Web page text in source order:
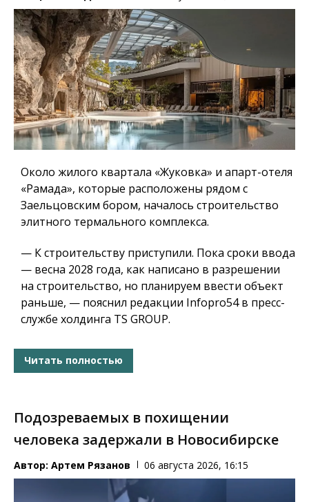
Около жилого квартала «Жуковка» и апарт-отеля
«Рамада», которые расположены рядом с
Заельцовским бором, началось строительство
элитного термального комплекса.
— К строительству приступили. Пока сроки ввода
— весна 2028 года, как написано в разрешении
на строительство, но планируем ввести объект
раньше, — пояснил редакции Infopro54 в пресс-
службе холдинга TS GROUP.
Читать полностью
Подозреваемых в похищении
человека задержали в Новосибирске
Автор: Артем Рязанов 06 августа 2026, 16:15